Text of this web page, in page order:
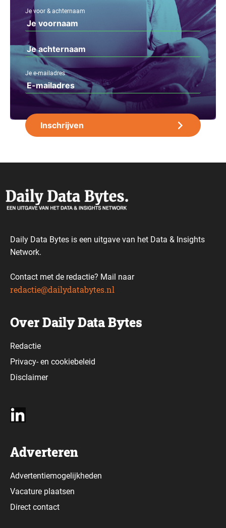
Je voor & achternaam
Je e-mailadres
Daily Data Bytes is een uitgave van het Data & Insights
Network.
Contact met de redactie? Mail naar
redactie@dailydatabytes.nl
Over Daily Data Bytes
Redactie
Privacy-en cookiebeleid
Disclaimer
Adverteren
Advertentiemogelijkheden
Vacature plaatsen
Direct contact